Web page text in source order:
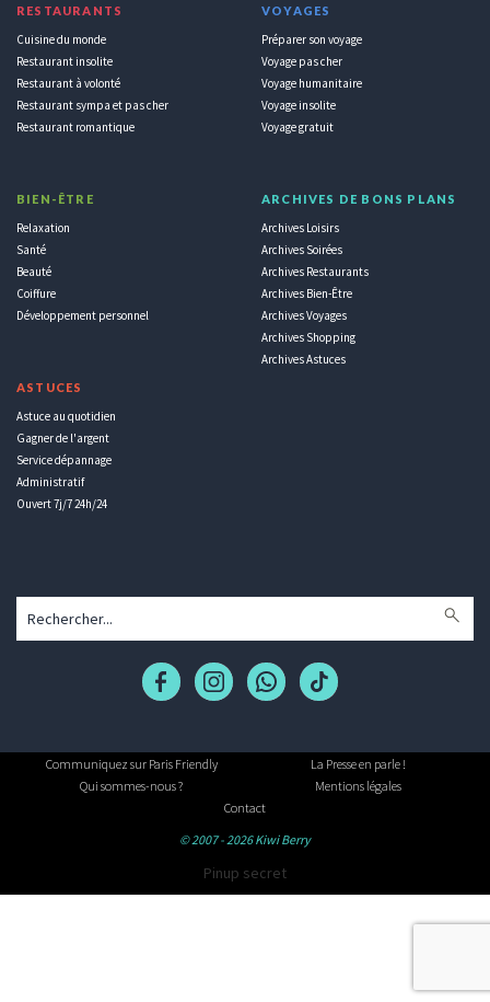
RESTAURANTS
Cuisine du monde
Restaurant insolite
Restaurant à volonté
Restaurant sympa et pas cher
Restaurant romantique
BIEN-ÊTRE
Relaxation
Santé
Beauté
Coiffure
Développement personnel
ASTUCES
Astuce au quotidien
Gagner de l'argent
Service dépannage
Administratif
Ouvert 7j/7 24h/24
VOYAGES
Préparer son voyage
Voyage pas cher
Voyage humanitaire
Voyage insolite
Voyage gratuit
ARCHIVES DE BONS PLANS
Archives Loisirs
Archives Soirées
Archives Restaurants
Archives Bien-Être
Archives Voyages
Archives Shopping
Archives Astuces
Communiquez sur Paris Friendly
La Presse en parle !
Qui sommes-nous ?
Mentions légales
Contact
© 2007 - 2026 Kiwi Berry
Pinup secret